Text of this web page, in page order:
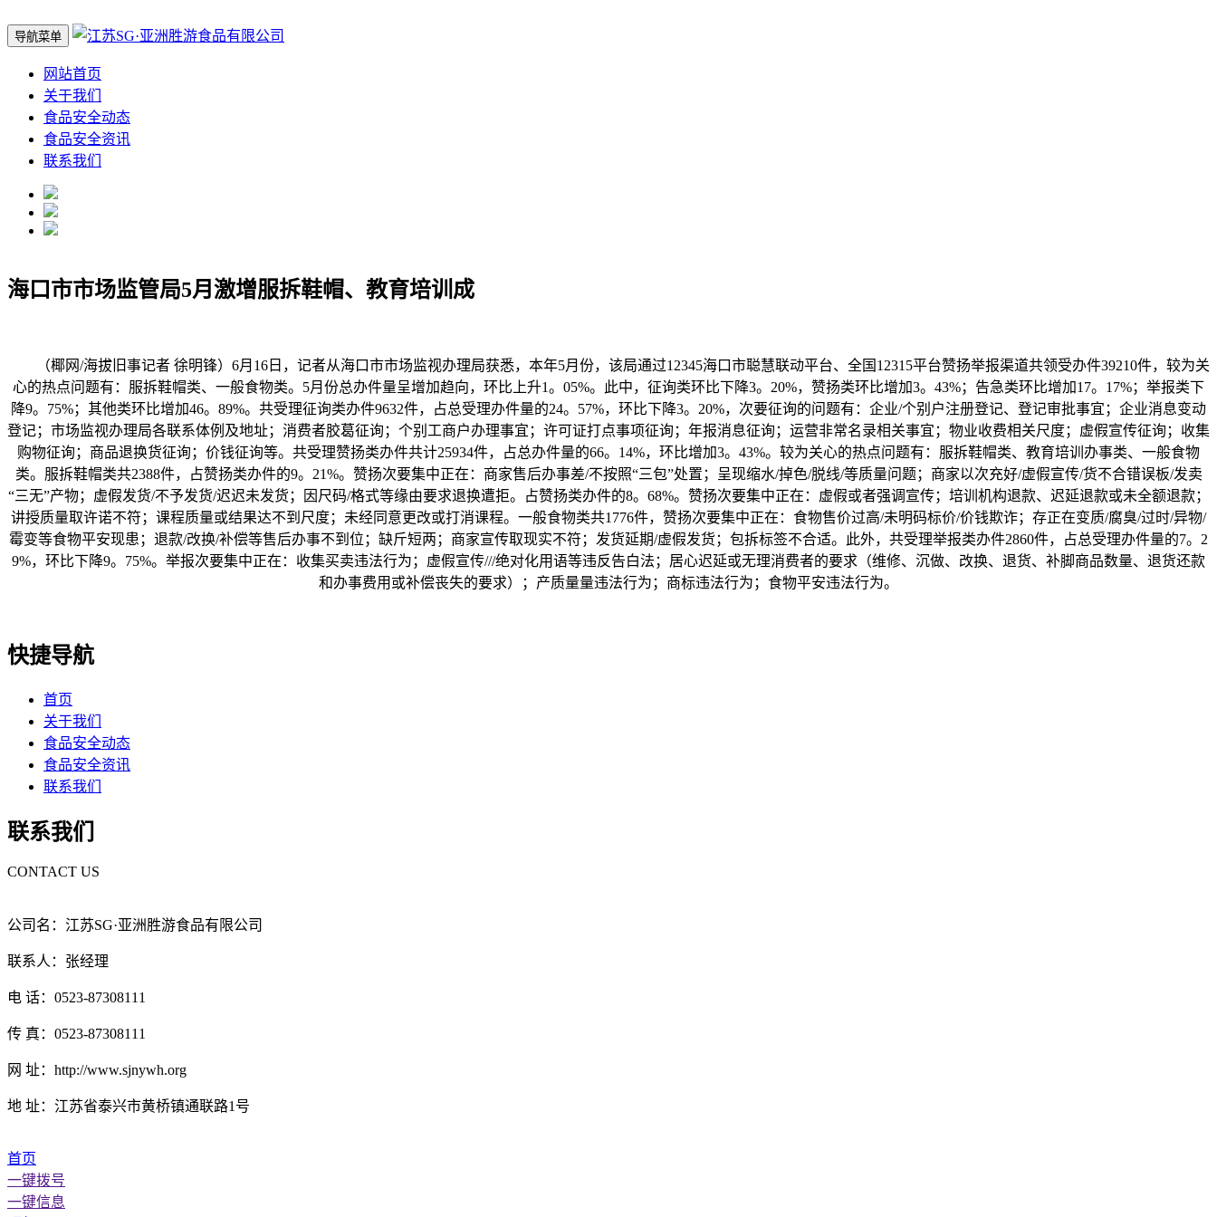
导航菜单
网站首页
关于我们
食品安全动态
食品安全资讯
联系我们
海口市市场监管局5月激增服拆鞋帽、教育培训成
（椰网/海拔旧事记者 徐明锋）6月16日，记者从海口市市场监视办理局获悉，本年5月份，该局通过12345海口市聪慧联动平台、全国12315平台赞扬举报渠道共领受办件39210件，较为关
心的热点问题有：服拆鞋帽类、一般食物类。5月份总办件量呈增加趋向，环比上升1。05%。此中，征询类环比下降3。20%，赞扬类环比增加3。43%；告急类环比增加17。17%；举报类下
降9。75%；其他类环比增加46。89%。共受理征询类办件9632件，占总受理办件量的24。57%，环比下降3。20%，次要征询的问题有：企业/个别户注册登记、登记审批事宜；企业消息变动
登记；市场监视办理局各联系体例及地址；消费者胶葛征询；个别工商户办理事宜；许可证打点事项征询；年报消息征询；运营非常名录相关事宜；物业收费相关尺度；虚假宣传征询；收集
购物征询；商品退换货征询；价钱征询等。共受理赞扬类办件共计25934件，占总办件量的66。14%，环比增加3。43%。较为关心的热点问题有：服拆鞋帽类、教育培训办事类、一般食物
类。服拆鞋帽类共2388件，占赞扬类办件的9。21%。赞扬次要集中正在：商家售后办事差/不按照“三包”处置；呈现缩水/掉色/脱线/等质量问题；商家以次充好/虚假宣传/货不合错误板/发卖
“三无”产物；虚假发货/不予发货/迟迟未发货；因尺码/格式等缘由要求退换遭拒。占赞扬类办件的8。68%。赞扬次要集中正在：虚假或者强调宣传；培训机构退款、迟延退款或未全额退款；
讲授质量取许诺不符；课程质量或结果达不到尺度；未经同意更改或打消课程。一般食物类共1776件，赞扬次要集中正在：食物售价过高/未明码标价/价钱欺诈；存正在变质/腐臭/过时/异物/
霉变等食物平安现患；退款/改换/补偿等售后办事不到位；缺斤短两；商家宣传取现实不符；发货延期/虚假发货；包拆标签不合适。此外，共受理举报类办件2860件，占总受理办件量的7。2
9%，环比下降9。75%。举报次要集中正在：收集买卖违法行为；虚假宣传///绝对化用语等违反告白法；居心迟延或无理消费者的要求（维修、沉做、改换、退货、补脚商品数量、退货还款
和办事费用或补偿丧失的要求）；产质量量违法行为；商标违法行为；食物平安违法行为。
快捷导航
首页
关于我们
食品安全动态
食品安全资讯
联系我们
联系我们
CONTACT US
公司名：江苏SG·亚洲胜游食品有限公司
联系人：张经理
电 话：0523-87308111
传 真：0523-87308111
网 址：http://www.sjnywh.org
地 址：江苏省泰兴市黄桥镇通联路1号
首页
一键拨号
一键信息